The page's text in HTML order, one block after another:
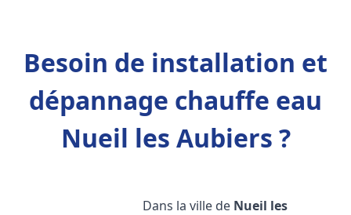
Besoin de installation et
dépannage chauffe eau
Nueil les Aubiers ?
Dans la ville de Nueil les